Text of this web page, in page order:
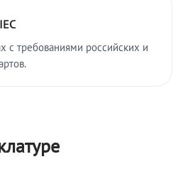
с требованиями российских и